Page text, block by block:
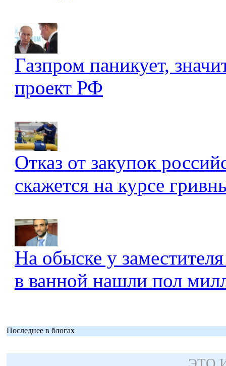
Газпром паникует,
проект РФ
Отказ от закупок
скажется на курсе
На обыске у
в ванной нашли пол
Последнее в блогах